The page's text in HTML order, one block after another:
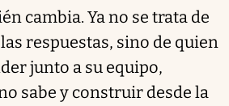
cambia. Ya no se trata de
respuestas, sino de quien
junto a su equipo,
sabe y construir desde la